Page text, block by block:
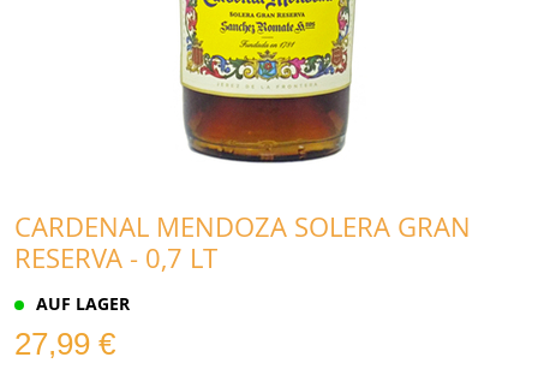
CARDENAL MENDOZA SOLERA GRAN
RESERVA - 0,7 LT
AUF LAGER
27,99 €